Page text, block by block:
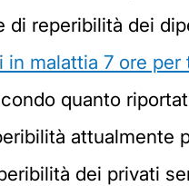
di reperibilità dei
in malattia 7 ore per
quanto
attualmente
dei privati